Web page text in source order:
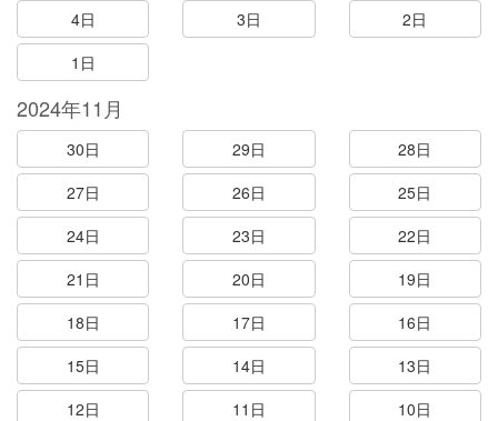
4日
3日
2日
1日
2024年11月
30日 29日
28日
27日
26日
25日
24日
23日
22日
21日
20日
19日
18日
17日
16日
15日
14日
13日
12日
11日
10日